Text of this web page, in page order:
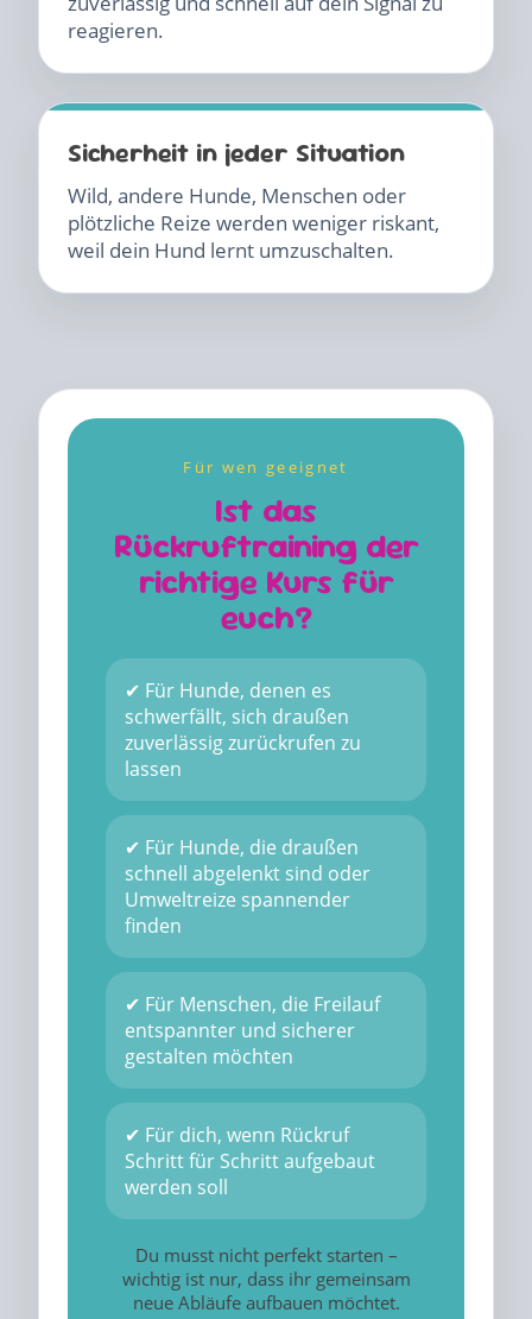
reagieren.
Sicherheit in jeder Situation
Wild, andere Hunde, Menschen oder
plötzliche Reize werden weniger riskant,
weil dein Hund lernt umzuschalten.
Für wen geeignet
Ist das
Rückruftraining der
richtige Kurs für
euch?
✔ Für Hunde, denen es
schwerfällt, sich draußen
zuverlässig zurückrufen zu
lassen
✔ Für Hunde, die draußen
schnell abgelenkt sind oder
Umweltreize spannender
finden
✔ Für Menschen, die Freilauf
entspannter und sicherer
gestalten möchten
✔ Für dich, wenn Rückruf
Schritt für Schritt aufgebaut
werden soll
Du musst nicht perfekt starten –
wichtig ist nur, dass ihr gemeinsam
neue Abläufe aufbauen möchtet.